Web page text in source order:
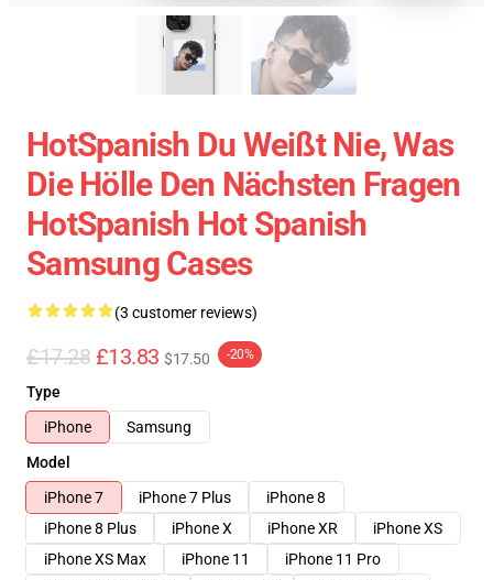
HotSpanish Du Weißt Nie, Was
Die Hölle Den Nächsten Fragen
HotSpanish Hot Spanish
Samsung Cases
(3 customer reviews)
£17.28 £13.83 $17.50 -20%
Type
iPhone
Samsung
Model
iPhone 7
iPhone 7 Plus
iPhone 8
iPhone 8 Plus
iPhone X iPhone XR
iPhone XS
iPhone XS Max
iPhone 11
iPhone 11 Pro